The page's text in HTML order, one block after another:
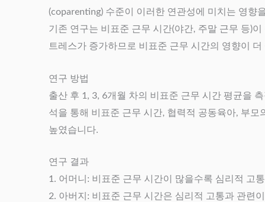
(coparenting) 수준이 이러한 연관성에 미치는 영향
기존 연구는 비표준 근무 시간(야간, 주말 근무 등)
트레스가 증가하므로 비표준 근무 시간의 영향이
연구 방법
출산 후 1, 3, 6개월 차의 비표준 근무 시간 평균을
석을 통해 비표준 근무 시간, 협력적 공동육아, 부
높였습니다.
연구 결과
1. 어머니: 비표준 근무 시간이 많을수록 심리적 고
2. 아버지: 비표준 근무 시간은 심리적 고통과 관련